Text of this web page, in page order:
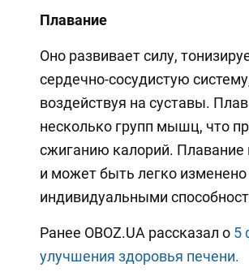
Плавание
Оно развивает силу,
сердечно-сосудистую
воздействуя на суставы.
несколько групп мышц, что
сжиганию калорий. Плавание
и может быть легко изменено
индивидуальными
Ранее OBOZ.UA рассказал о 5
улучшения здоровья печени.